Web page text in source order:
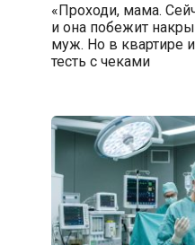
«Проходи, мама.
и она побежит
муж. Но в квартире
тесть с чеками